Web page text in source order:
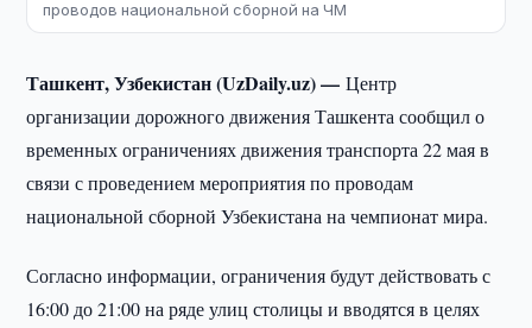
проводов национальной сборной на ЧМ
Ташкент, Узбекистан (UzDaily.uz) —Центр
организации дорожного движения Ташкента сообщил о
временных ограничениях движения транспорта 22 мая в
связи с проведением мероприятия по проводам
национальной сборной Узбекистана на чемпионат мира.
Согласно информации, ограничения будут действовать с
16:00 до 21:00 на ряде улиц столицы и вводятся в целях